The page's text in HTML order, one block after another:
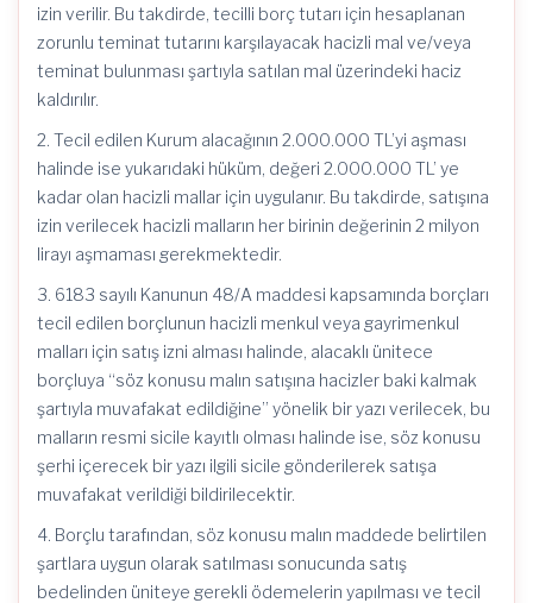
izin verilir. Bu takdirde, tecilli borç tutarı için hesaplanan
zorunlu teminat tutarını karşılayacak hacizli mal ve/veya
teminat bulunması şartıyla satılan mal üzerindeki haciz
kaldırılır.
2. Tecil edilen Kurum alacağının 2.000.000 TL’yi aşması
halinde ise yukarıdaki hüküm, değeri 2.000.000 TL’ ye
kadar olan hacizli mallar için uygulanır. Bu takdirde, satışına
izin verilecek hacizli malların her birinin değerinin 2 milyon
lirayı aşmaması gerekmektedir.
3. 6183 sayılı Kanunun 48/A maddesi kapsamında borçları
tecil edilen borçlunun hacizli menkul veya gayrimenkul
malları için satış izni alması halinde, alacaklı ünitece
borçluya “söz konusu malın satışına hacizler baki kalmak
şartıyla muvafakat edildiğine” yönelik bir yazı verilecek, bu
malların resmi sicile kayıtlı olması halinde ise, söz konusu
şerhi içerecek bir yazı ilgili sicile gönderilerek satışa
muvafakat verildiği bildirilecektir.
4. Borçlu tarafından, söz konusu malın maddede belirtilen
şartlara uygun olarak satılması sonucunda satış
bedelinden üniteye gerekli ödemelerin yapılması ve tecil